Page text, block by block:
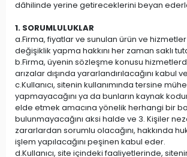
dâhilinde yerine getireceklerini beyan
1. SORUMLULUKLAR
a.Firma, fiyatlar ve sunulan ürün ve
değişiklik yapma hakkını her zaman saklı
b.Firma, üyenin sözleşme konusu
arızalar dışında yararlandırılacağını kabul
c.Kullanıcı, sitenin kullanımında tersine
yapmayacağını ya da bunların kaynak
elde etmek amacına yönelik herhangi bir
bulunmayacağını aksi halde ve 3. Kişiler
zararlardan sorumlu olacağını, hakkında
işlem yapılacağını peşinen kabul eder.
d.Kullanıcı, site içindeki faaliyetlerinde,